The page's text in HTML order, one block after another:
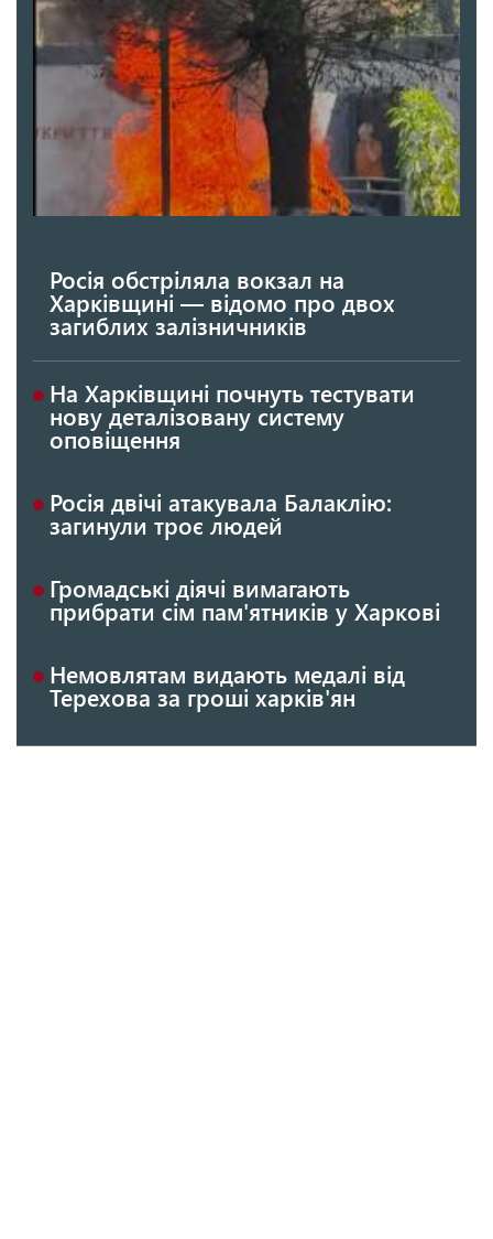
Росія обстріляла вокзал на
Харківщині — відомо про двох
загиблих залізничників
На Харківщині почнуть тестувати
нову деталізовану систему
оповіщення
Росія двічі атакувала Балаклію:
загинули троє людей
Громадські діячі вимагають
прибрати сім пам'ятників у Харкові
Немовлятам видають медалі від
Терехова за гроші харків'ян